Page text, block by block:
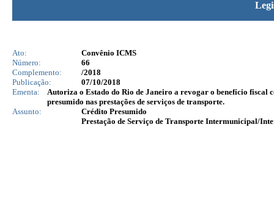
Ato:
Convênio ICMS
Número:
66
Complemento:
/2018
Publicação:
07/10/2018
Ementa:
Autoriza o Estado do Rio de Janeiro a revogar o benefício fiscal
presumido nas prestações de serviços de transporte.
Assunto:
Crédito Presumido
Prestação de Serviço de Transporte Intermunicipal/